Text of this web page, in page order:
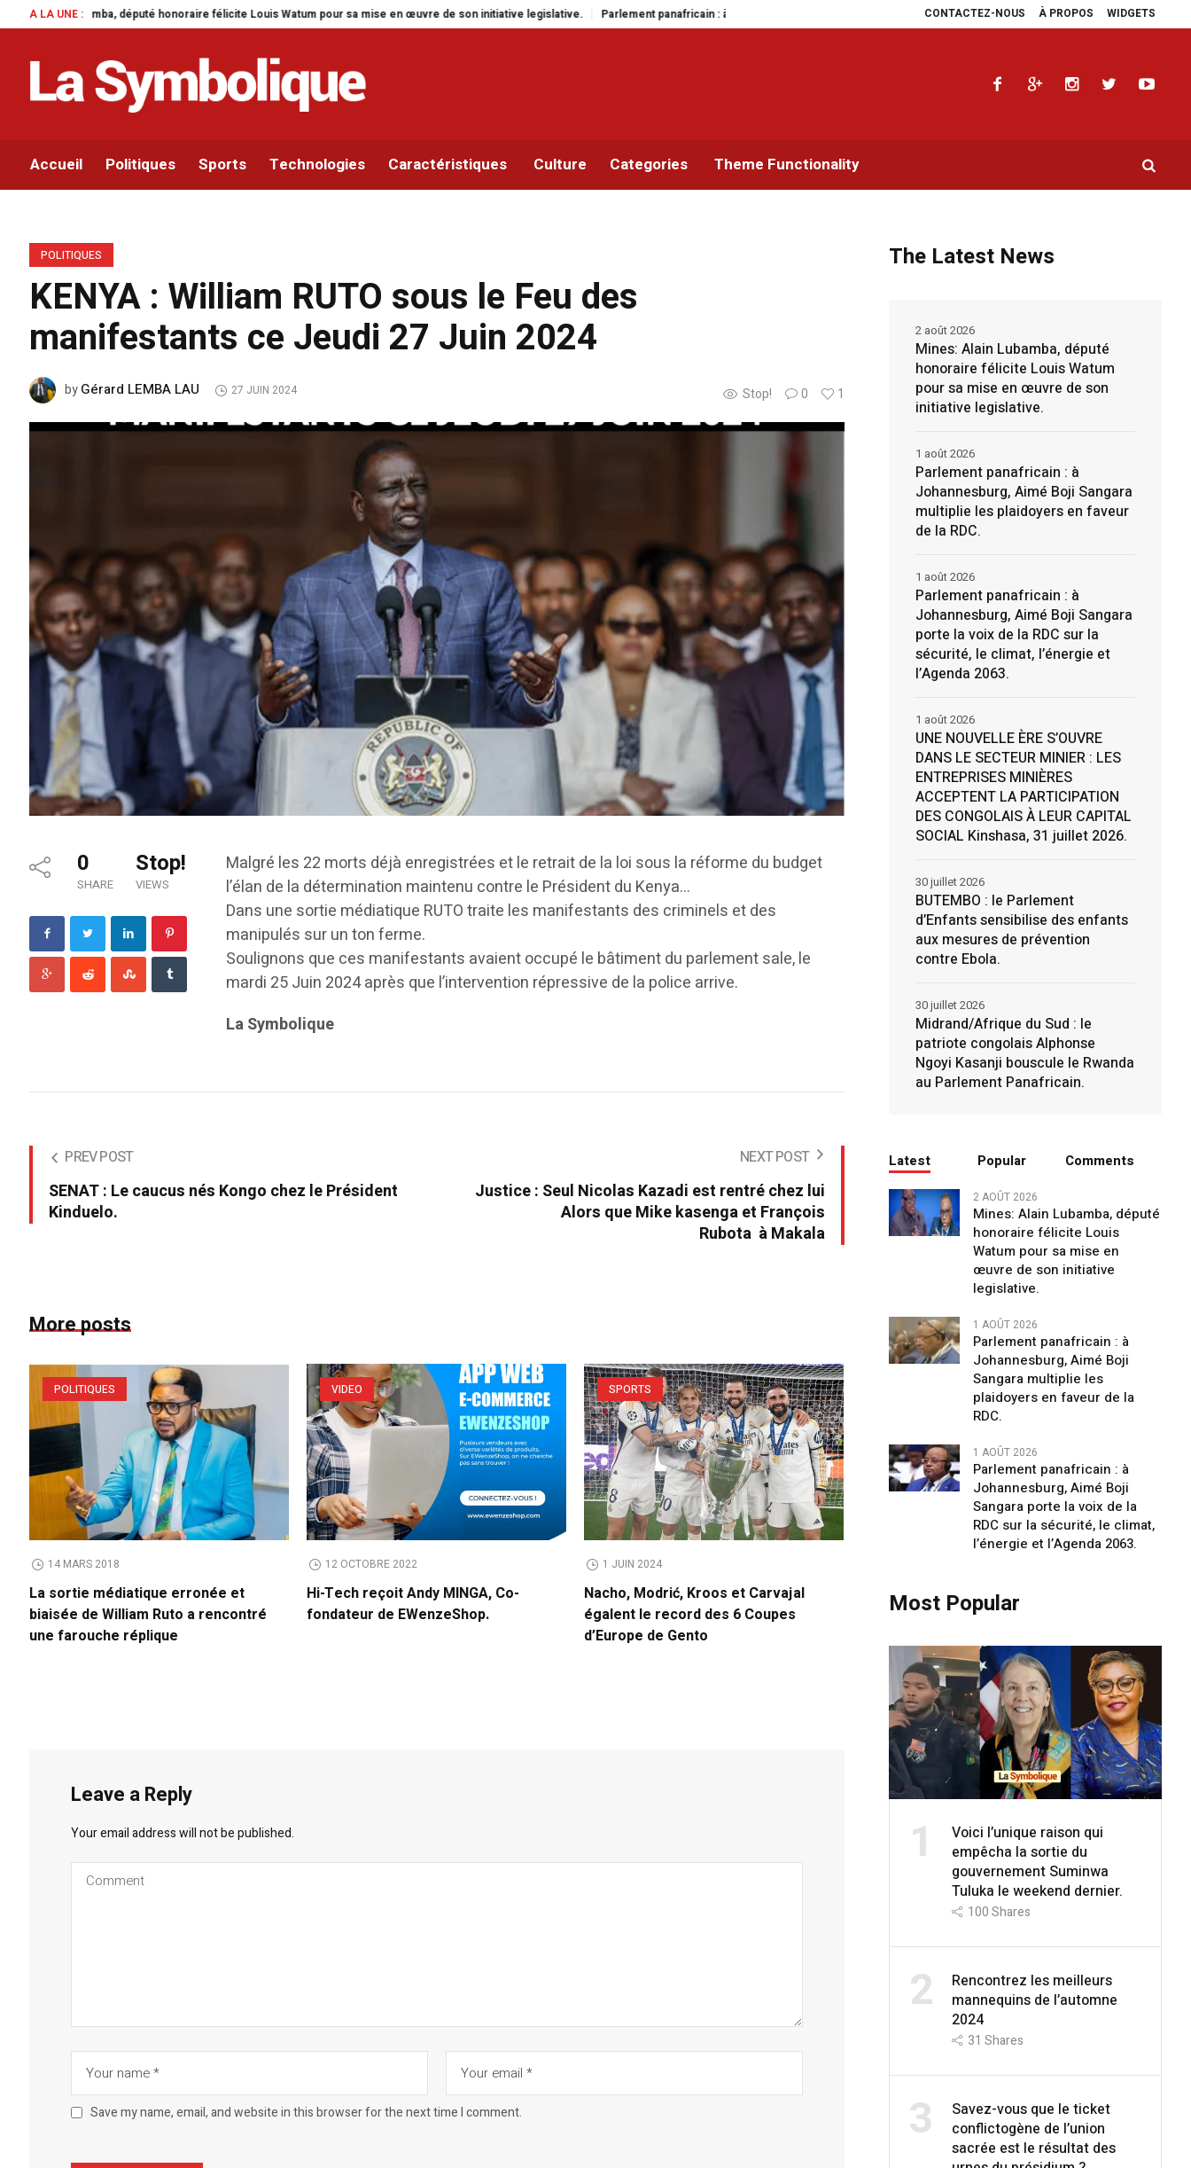
CONTACTEZ-NOUS À PROPOS WIDGETS
A LA UNE :
honoraire félicite Louis Watum pour sa mise en œuvre de son initiative legislative. Parlement panafricain : à Johannesburg, Aimé Boji Sangara multiplie les plaidoyers en faveur de la RDC. Parlement panafricain : à
Accueil Politiques Sports Technologies Caractéristiques Culture Categories Theme Functionality
POLITIQUES
KENYA : William RUTO sous le Feu des
manifestants ce Jeudi 27 Juin 2024
Stop! 0 1
byGérard LEMBA LAU 27 JUIN 2024
0
SHARE
Stop!
VIEWS
Malgré les 22 morts déjà enregistrées et le retrait de la loi sous la réforme du budget
l’élan de la détermination maintenu contre le Président du Kenya…
Dans une sortie médiatique RUTO traite les manifestants des criminels et des
manipulés sur un ton ferme.
Soulignons que ces manifestants avaient occupé le bâtiment du parlement sale, le
mardi 25 Juin 2024 après que l’intervention répressive de la police arrive.
La Symbolique
PREV POST
SENAT : Le caucus nés Kongo chez le Président
Kinduelo.
NEXT POST
Justice : Seul Nicolas Kazadi est rentré chez lui
Alors que Mike kasenga et François
Rubota à Makala
More posts
POLITIQUES
14 MARS 2018
La sortie médiatique erronée et
biaisée de William Ruto a rencontré
une farouche réplique
VIDEO
12 OCTOBRE 2022
Hi-Tech reçoit Andy MINGA, Co-
fondateur de EWenzeShop.
SPORTS
1 JUIN 2024
Nacho, Modrić, Kroos et Carvajal
égalent le record des 6 Coupes
d’Europe de Gento
Leave a Reply
Your email address will not be published.
Save my name, email, and website in this browser for the next time I comment.
The Latest News
Mines: Alain Lubamba, député
honoraire félicite Louis Watum
pour sa mise en œuvre de son
initiative legislative.
2 août 2026
Parlement panafricain : à
Johannesburg, Aimé Boji Sangara
multiplie les plaidoyers en faveur
de la RDC.
1 août 2026
Parlement panafricain : à
Johannesburg, Aimé Boji Sangara
porte la voix de la RDC sur la
sécurité, le climat, l’énergie et
l’Agenda 2063.
1 août 2026
UNE NOUVELLE ÈRE S’OUVRE
DANS LE SECTEUR MINIER : LES
ENTREPRISES MINIÈRES
ACCEPTENT LA PARTICIPATION
DES CONGOLAIS À LEUR CAPITAL
SOCIAL Kinshasa, 31 juillet 2026.
1 août 2026
BUTEMBO : le Parlement
d’Enfants sensibilise des enfants
aux mesures de prévention
contre Ebola.
30 juillet 2026
Midrand/Afrique du Sud : le
patriote congolais Alphonse
Ngoyi Kasanji bouscule le Rwanda
au Parlement Panafricain.
30 juillet 2026
Latest Popular Comments
2 AOÛT 2026
Mines: Alain Lubamba, député
honoraire félicite Louis
Watum pour sa mise en
œuvre de son initiative
legislative.
1 AOÛT 2026
Parlement panafricain : à
Johannesburg, Aimé Boji
Sangara multiplie les
plaidoyers en faveur de la
RDC.
1 AOÛT 2026
Parlement panafricain : à
Johannesburg, Aimé Boji
Sangara porte la voix de la
RDC sur la sécurité, le climat,
l’énergie et l’Agenda 2063.
Most Popular
1
Voici l’unique raison qui
empêcha la sortie du
gouvernement Suminwa
Tuluka le weekend dernier.
100Shares
2
Rencontrez les meilleurs
mannequins de l’automne
2024
31 Shares
3
Savez-vous que le ticket
conflictogène de l’union
sacrée est le résultat des